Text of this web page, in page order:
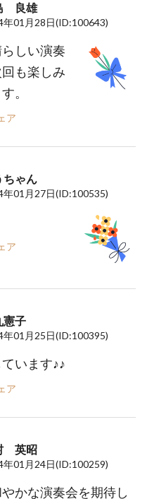
良雄
年01月28日(ID:100643)
しい演奏
も楽しみ
。
ア
ちゃん
年01月27日(ID:100535)
ア
憲子
年01月25日(ID:100395)
います♪♪
ア
英昭
年01月24日(ID:100259)
かな演奏会を期待し